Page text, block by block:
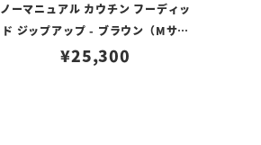
ノーマニュアル カウチン フーディッ
ド ジップアップ - ブラウン（Mサイ
ズ）
¥25,300